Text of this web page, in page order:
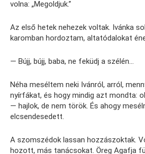
volna: „Megoldjuk.”
Az első hetek nehezek voltak. Ivánka
karomban hordoztam, altatódalokat
— Bújj, bújj, baba, ne feküdj a szélén…
Néha meséltem neki Ivánról, arról,
nyírfákat, és hogy mindig azt mondta:
— hajlok, de nem török. És ahogy
elcsendesedett.
A szomszédok lassan hozzászoktak.
hozott, más tanácsokat. Öreg Agafja